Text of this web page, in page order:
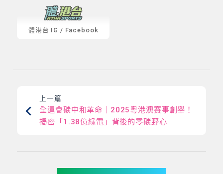
體港台 IG / Facebook
上一篇
全運會碳中和革命｜2025粵港澳賽事創舉！
揭密「1.38億綠電」背後的零碳野心